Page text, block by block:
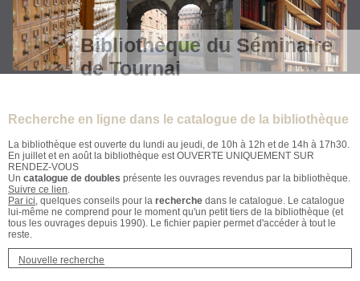
Bibliothèque du Séminaire
de Tournai
Recherche en ligne dans le catalogue de la bibliothèque
La bibliothèque est ouverte du lundi au jeudi, de 10h à 12h et de 14h à 17h30.
En juillet et en août la bibliothèque est OUVERTE UNIQUEMENT SUR
RENDEZ-VOUS
Un catalogue de doubles présente les ouvrages revendus par la bibliothèque.
Suivre ce lien.
Par ici, quelques conseils pour la recherche dans le catalogue. Le catalogue
lui-même ne comprend pour le moment qu'un petit tiers de la bibliothèque (et
tous les ouvrages depuis 1990). Le fichier papier permet d'accéder à tout le
reste.
Nouvelle recherche